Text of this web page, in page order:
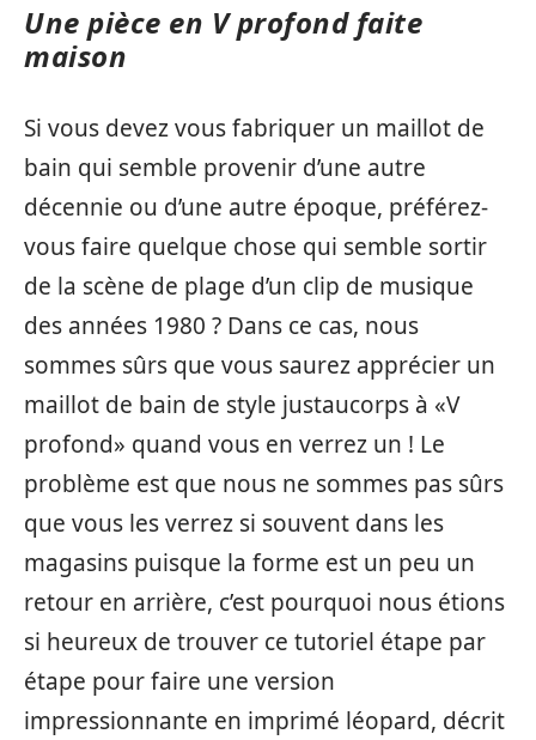
Une pièce en V profond faite
maison
Si vous devez vous fabriquer un maillot de
bain qui semble provenir d’une autre
décennie ou d’une autre époque, préférez-
vous faire quelque chose qui semble sortir
de la scène de plage d’un clip de musique
des années 1980 ? Dans ce cas, nous
sommes sûrs que vous saurez apprécier un
maillot de bain de style justaucorps à «V
profond» quand vous en verrez un ! Le
problème est que nous ne sommes pas sûrs
que vous les verrez si souvent dans les
magasins puisque la forme est un peu un
retour en arrière, c’est pourquoi nous étions
si heureux de trouver ce tutoriel étape par
étape pour faire une version
impressionnante en imprimé léopard, décrit